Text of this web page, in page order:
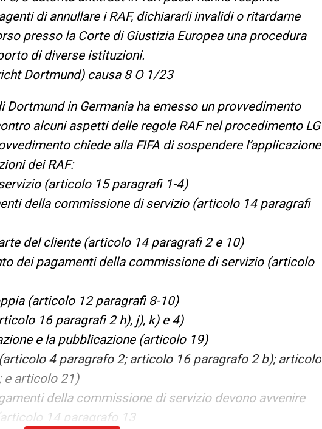
di annullare i RAF, dichiararli invalidi o ritardarne
presso la Corte di Giustizia Europea una procedura
di diverse istituzioni.
Dortmund) causa 8 O 1/23
Dortmund in Germania ha emesso un provvedimento
alcuni aspetti delle regole RAF nel procedimento LG
chiede alla FIFA di sospendere l’applicazione
dei RAF:
(articolo 15 paragrafi 1-4)
della commissione di servizio (articolo 14 paragrafi
del cliente (articolo 14 paragrafi 2 e 10)
dei pagamenti della commissione di servizio (articolo
(articolo 12 paragrafi 8-10)
16 paragrafi 2 h), j), k) e 4)
e la pubblicazione (articolo 19)
4 paragrafo 2; articolo 16 paragrafo 2 b); articolo
e articolo 21)
della commissione di servizio devono avvenire
14 paragrafo 13